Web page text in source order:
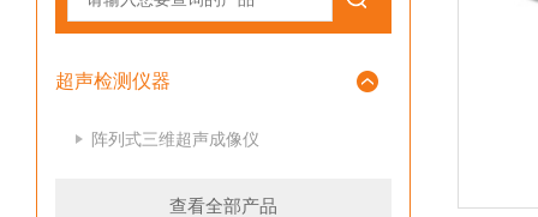
超声检测仪器
阵列式三维超声成像仪
查看全部产品